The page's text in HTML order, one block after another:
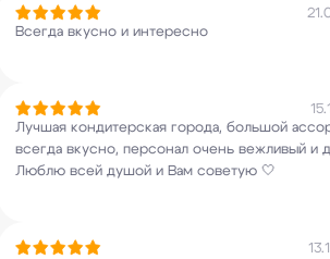
Всегда вкусно и интересно
Лучшая кондитерская города, большой
всегда вкусно, персонал очень вежливый и
Люблю всей душой и Вам советую 🤍